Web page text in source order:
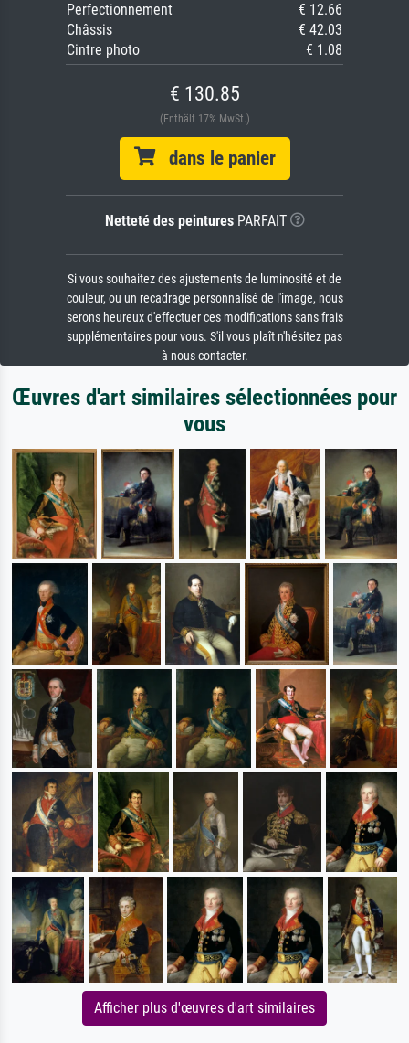
Perfectionnement
€ 12.66
Châssis
€ 42.03
Cintre photo
€ 1.08
€ 130.85
(Enthält 17% MwSt.)
dans le panier
Netteté des peinturesPARFAIT
Si vous souhaitez des ajustements de luminosité et de
couleur, ou un recadrage personnalisé de l'image, nous
serons heureux d'effectuer ces modifications sans frais
supplémentaires pour vous. S'il vous plaît n'hésitez pas
à nous contacter.
Œuvres d'art similaires sélectionnées pour
vous
Afficher plus d'œuvres d'art similaires